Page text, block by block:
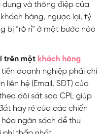
và thông điệp của
hàng, ngược lại, tỷ
bị “rò rỉ” ở một bước nào
trên một khách hàng
doanh nghiệp phải chi
hệ (Email, SĐT) của
dõi sát sao CPL giúp
hay rẻ của các chiến
ngân sách để thu